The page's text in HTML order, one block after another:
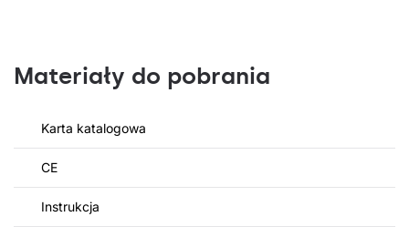
Materiały do pobrania
Karta katalogowa
CE
Instrukcja